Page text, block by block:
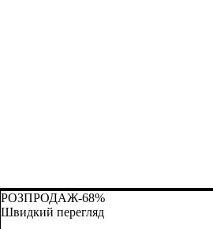
РОЗПРОДАЖ-68%
Швидкий перегляд